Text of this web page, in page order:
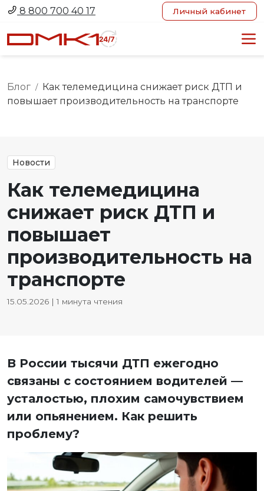
8 800 700 40 17 Личный кабинет
Блог / Как телемедицина снижает риск ДТП и
повышает производительность на транспорте
Новости
Как телемедицина
снижает риск ДТП и
повышает
производительность на
транспорте
15.05.2026 | 1 минута чтения
В России тысячи ДТП ежегодно
связаны с состоянием водителей —
усталостью, плохим самочувствием
или опьянением. Как решить
проблему?